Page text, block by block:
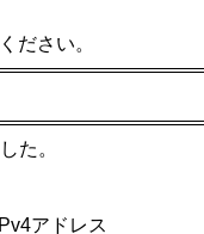
ださい。
た。
アドレス